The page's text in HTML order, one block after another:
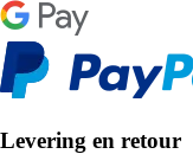
Levering en retour